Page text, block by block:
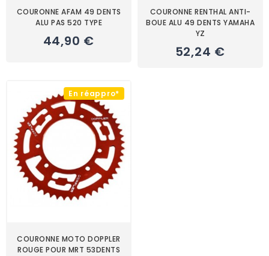
COURONNE AFAM 49 DENTS
ALU PAS 520 TYPE
44,90 €
COURONNE RENTHAL ANTI-
BOUE ALU 49 DENTS YAMAHA
YZ
52,24 €
En réappro*
COURONNE MOTO DOPPLER
ROUGE POUR MRT 53DENTS